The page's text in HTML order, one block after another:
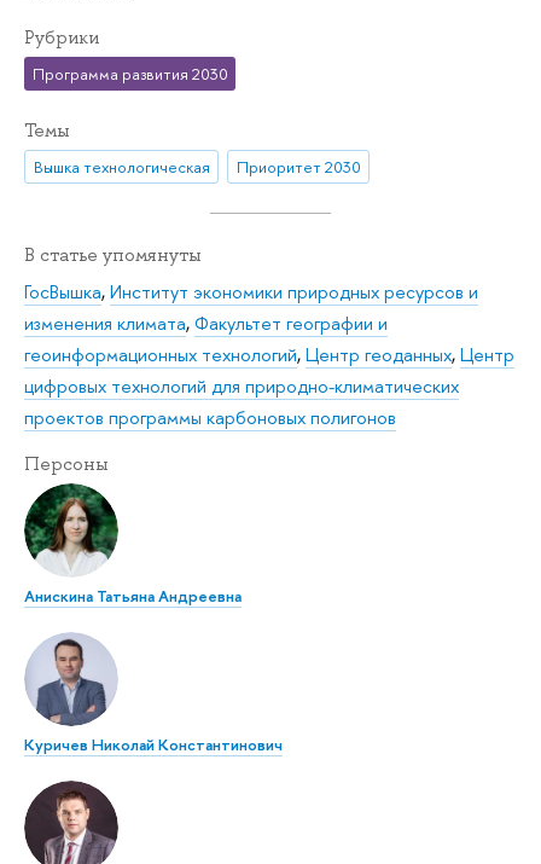
Рубрики
Программа развития 2030
Темы
Вышка технологическая Приоритет 2030
В статье упомянуты
ГосВышка,Институт экономики природных ресурсов и
изменения климата,Факультет географии и
геоинформационных технологий,Центр геоданных,Центр
цифровых технологий для природно-климатических
проектов программы карбоновых полигонов
Персоны
Анискина Татьяна Андреевна
Куричев Николай Константинович